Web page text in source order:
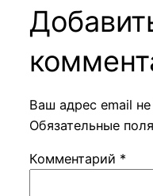
Ваш адрес email
Обязательные
Комментарий *